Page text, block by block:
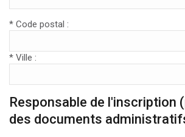
* Code postal :
* Ville :
Responsable de l'inscription
des documents